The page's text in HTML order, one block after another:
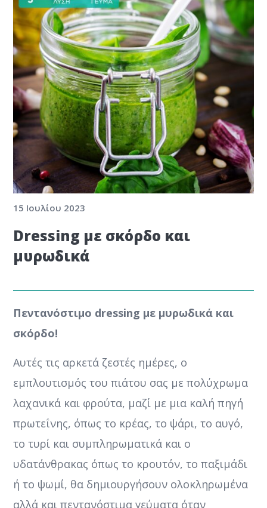
15 Ιουλίου 2023
Dressing με σκόρδο και
μυρωδικά
Πεντανόστιμο dressing με μυρωδικά και
σκόρδο!
Αυτές τις αρκετά ζεστές ημέρες, ο
εμπλουτισμός του πιάτου σας με πολύχρωμα
λαχανικά και φρούτα, μαζί με μια καλή πηγή
πρωτεΐνης, όπως το κρέας, το ψάρι, το αυγό,
το τυρί και συμπληρωματικά και ο
υδατάνθρακας όπως το κρουτόν, το παξιμάδι
ή το ψωμί, θα δημιουργήσουν ολοκληρωμένα
αλλά και πεντανόστιμα γεύματα όταν